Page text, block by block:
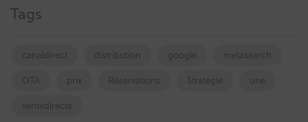
Tags
canaldirect distribution google metasearch
OTA prix Réservations Stratégie une
ventedirecte